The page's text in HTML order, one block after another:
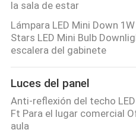
la sala de estar
Lámpara LED Mini Down
Stars LED Mini Bulb
escalera del gabinete
Luces del panel
Anti-reflexión del techo
Ft Para el lugar comercial
aula